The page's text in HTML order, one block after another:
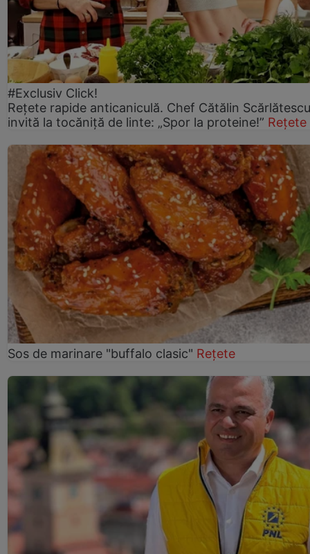
#Exclusiv Click!
Rețete rapide anticaniculă. Chef Cătălin
invită la tocăniță de linte: „Spor la proteine!” Rețete
Sos de marinare "buffalo clasic" Rețete